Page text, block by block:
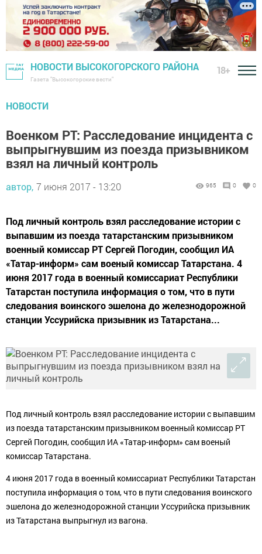
НОВОСТИ ВЫСОКОГОРСКОГО РАЙОНА
Газета "Высокогорские вести"
18+
НОВОСТИ
Военком РТ: Расследование инцидента с
выпрыгнувшим из поезда призывником
взял на личный контроль
автор, 7 июня 2017 - 13:20 965 0 0
Под личный контроль взял расследование истории с
выпавшим из поезда татарстанским призывником
военный комиссар РТ Сергей Погодин, сообщил ИА
«Татар-информ» сам военый комиссар Татарстана. 4
июня 2017 года в военный комиссариат Республики
Татарстан поступила информация о том, что в пути
следования воинского эшелона до железнодорожной
станции Уссурийска призывник из Татарстана...
Под личный контроль взял расследование истории с выпавшим
из поезда татарстанским призывником военный комиссар РТ
Сергей Погодин, сообщил ИА «Татар-информ» сам военый
комиссар Татарстана.
4 июня 2017 года в военный комиссариат Республики Татарстан
поступила информация о том, что в пути следования воинского
эшелона до железнодорожной станции Уссурийска призывник
из Татарстана выпрыгнул из вагона.